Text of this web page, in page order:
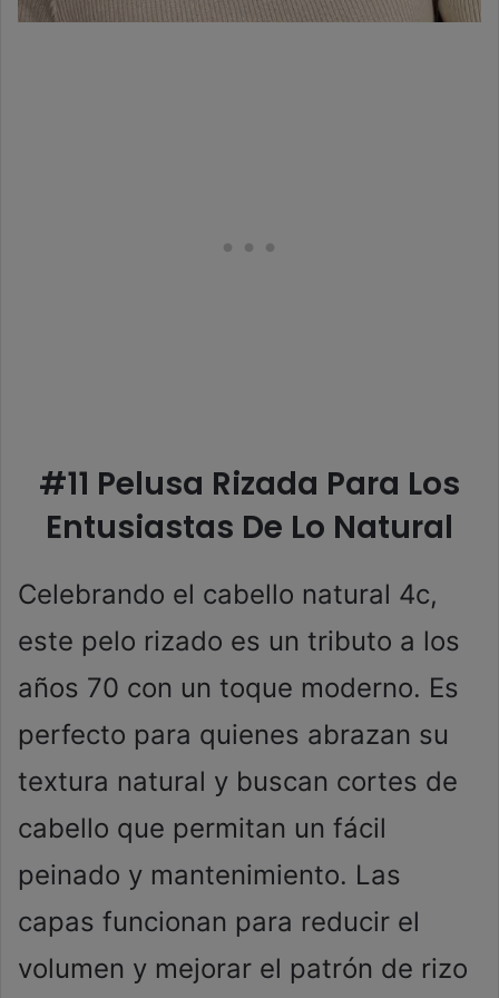
#11 Pelusa Rizada Para Los
Entusiastas De Lo Natural
Celebrando el cabello natural 4c,
este pelo rizado es un tributo a los
años 70 con un toque moderno. Es
perfecto para quienes abrazan su
textura natural y buscan cortes de
cabello que permitan un fácil
peinado y mantenimiento. Las
capas funcionan para reducir el
volumen y mejorar el patrón de rizo